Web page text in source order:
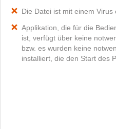
Die Datei ist mit einem
Applikation, die für die
ist, verfügt über keine
bzw. es wurden keine
installiert, die den Start des